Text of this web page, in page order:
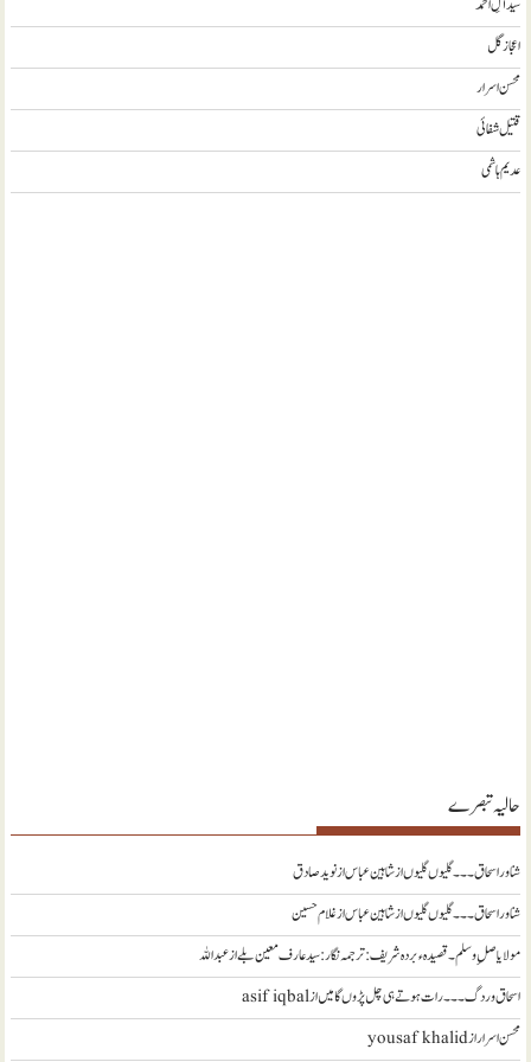
سید آلِ احمد
اعجاز گل
محسن اسرار
قتیل شفائی
عدیم ہاشمی
حالیہ تبصرے
شناور اسحاق ۔۔۔ گلیوں گلیوں از شاہین عباسازنويد صادق
شناور اسحاق ۔۔۔ گلیوں گلیوں از شاہین عباسازغلام حسین
مولا یا صلِ وسلم ۔قصیدہ ء بردہ شریف: ترجمہ نگار : سید عارف معین بلےازعبداللہ
اسحاق وردگ ۔۔۔ رات ہوتے ہی چل پڑوں گا میںازasif iqbal
محسن اسرارازyousaf khalid